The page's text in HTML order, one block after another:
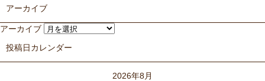
アーカイブ
アーカイブ
投稿日カレンダー
2026年8月